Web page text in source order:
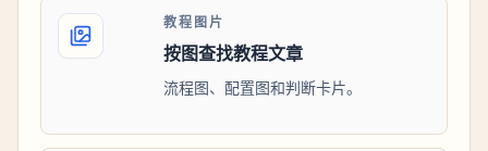
教程图片
按图查找教程文章
流程图、配置图和判断卡片。